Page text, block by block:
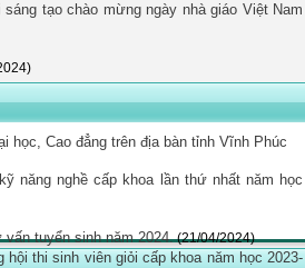
tạo chào mừng ngày nhà giáo Việt Nam
Cao đẳng trên địa bàn tỉnh Vĩnh Phúc
năng nghề cấp khoa lần thứ nhất năm học
tuyển sinh năm 2024. (21/04/2024)
thi sinh viên giỏi cấp khoa năm học 2023-